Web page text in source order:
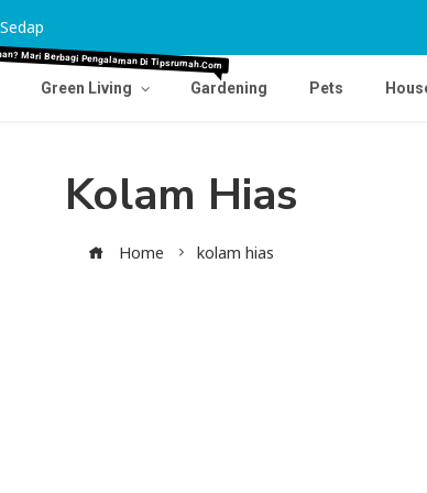
Green Living Gardening
Mari Berbagi Pengalaman Di Tipsrumah.com
Pets
Kolam Hias
Home kolam hias